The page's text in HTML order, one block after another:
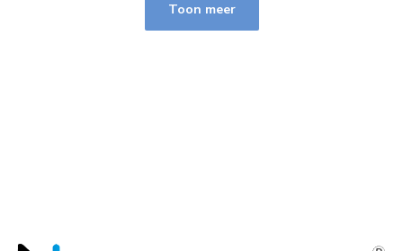
Toon meer